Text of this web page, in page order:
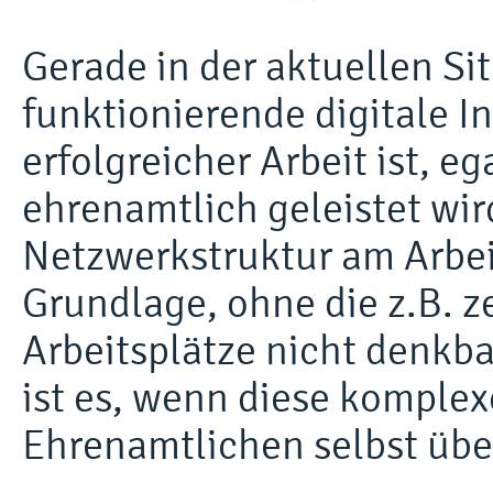
Gerade in der aktuellen
funktionierende digitale
erfolgreicher Arbeit ist,
ehrenamtlich geleistet
Netzwerkstruktur am
Grundlage, ohne die z.B.
Arbeitsplätze nicht
ist es, wenn diese
Ehrenamtlichen selbst